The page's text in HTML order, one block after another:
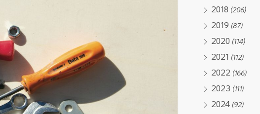
2018 (206)
2019 (87)
2020 (114)
2021 (112)
2022 (166)
2023 (111)
2024 (92)